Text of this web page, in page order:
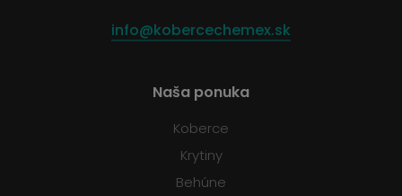
info@kobercechemex.sk
Naša ponuka
Koberce
Krytiny
Behúne